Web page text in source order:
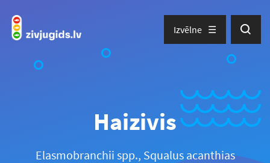
Izvēlne
Haizivis
Elasmobranchii spp., Squalus acanthias